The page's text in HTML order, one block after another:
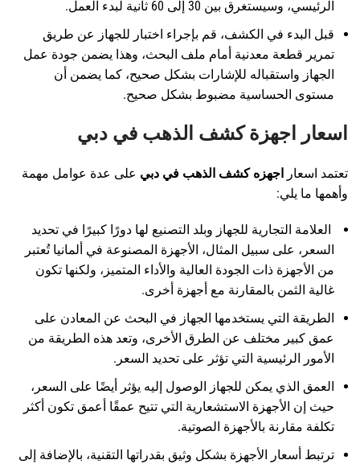
الرئيسي، وسيستغرق بين 30 إلى 60 ثانية لبدء العمل.
قبل البدء في الكشف، قم بإجراء اختبار للجهاز عن طريق
تمرير قطعة معدنية أمام ملف البحث، وهذا يضمن جودة عمل
الجهاز واستقباله للإشارات بشكل صحيح، كما يضمن أن
مستوى الحساسية مضبوط بشكل صحيح.
اسعار اجهزة كشف الذهب في دبي
تعتمد اسعار اجهزه كشف الذهب في دبي على عدة عوامل مهمة
وأهمها ما يلي:
العلامة التجارية للجهاز وبلد التصنيع لها دورًا كبيرًا في تحديد
السعر، على سبيل المثال، الأجهزة المصنوعة في ألمانيا تُعتبر
من الأجهزة ذات الجودة العالية والأداء المتميز، ولكنها تكون
غالية الثمن بالمقارنة مع أجهزة أخرى.
الطريقة التي يستخدمها الجهاز في البحث عن المعادن على
عمق كبير مختلف عن الطرق الأخرى، وتعد هذه الطريقة من
الأمور الرئيسية التي تؤثر على تحديد السعر.
العمق الذي يمكن للجهاز الوصول إليه يؤثر أيضًا على السعر،
حيث إن الأجهزة الاستشعارية التي تتيح عمقًا أعمق تكون أكثر
تكلفة مقارنة بالأجهزة الصوتية.
ترتبط أسعار الأجهزة بشكل وثيق بقدراتها التقنية، بالإضافة إلى